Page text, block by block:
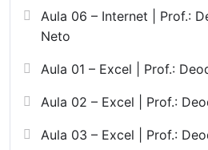
Aula 06 – Internet | Prof.:
Neto
Aula 01 – Excel | Prof.:
Aula 02 – Excel | Prof.:
Aula 03 – Excel | Prof.: